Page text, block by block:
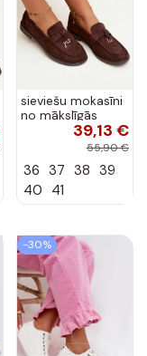
sieviešu mokasīni
no mākslīgās
zamšā šokolādes
krāsā Raylie
39,13 €
55,90 €
36 37 38 39
40 41
-30%